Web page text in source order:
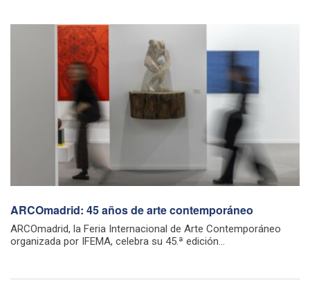
ARCOmadrid: 45 años de arte contemporáneo
ARCOmadrid, la Feria Internacional de Arte Contemporáneo
organizada por IFEMA, celebra su 45.ª edición...